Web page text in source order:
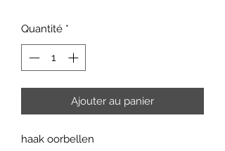
Quantité *
Ajouter au panier
haak oorbellen